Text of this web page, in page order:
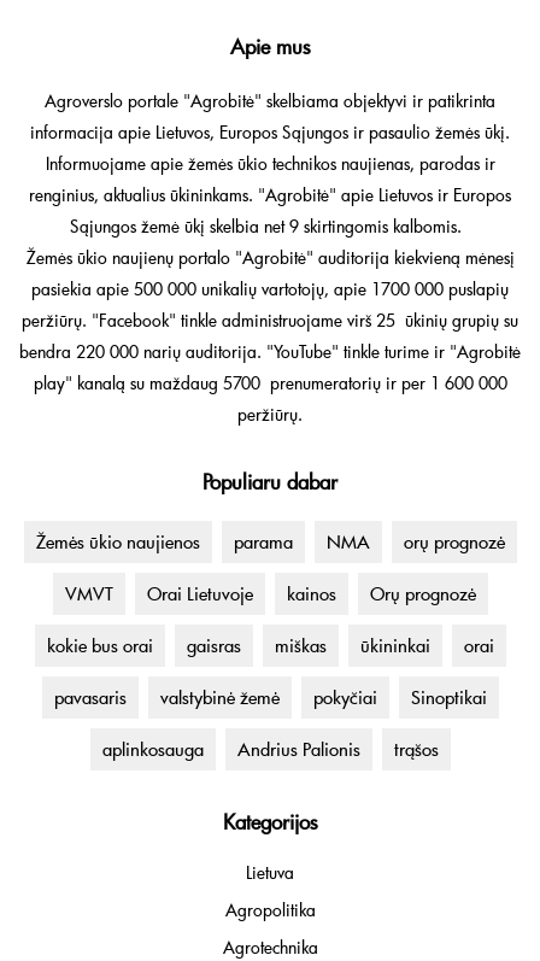
Apie mus
Agroverslo portale "Agrobitė" skelbiama objektyvi ir patikrinta
informacija apie Lietuvos, Europos Sąjungos ir pasaulio žemės ūkį.
Informuojame apie žemės ūkio technikos naujienas, parodas ir
renginius, aktualius ūkininkams. "Agrobitė" apie Lietuvos ir Europos
Sąjungos žemė ūkį skelbia net 9 skirtingomis kalbomis.
Žemės ūkio naujienų portalo "Agrobitė" auditorija kiekvieną mėnesį
pasiekia apie 500 000 unikalių vartotojų, apie 1700 000 puslapių
peržiūrų. "Facebook" tinkle administruojame virš 25 ūkinių grupių su
bendra 220 000 narių auditorija. "YouTube" tinkle turime ir "Agrobitė
play" kanalą su maždaug 5700 prenumeratorių ir per 1 600 000
peržiūrų.
Populiaru dabar
Žemės ūkio naujienos parama NMA orų prognozė
VMVT Orai Lietuvoje kainos Orų prognozė
kokie bus orai gaisras miškas ūkininkai orai
pavasaris valstybinė žemė pokyčiai Sinoptikai
aplinkosauga Andrius Palionis trąšos
Kategorijos
Lietuva
Agropolitika
Agrotechnika